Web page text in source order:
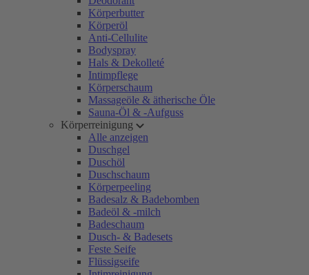
Körperbutter
Körperöl
Anti-Cellulite
Bodyspray
Hals & Dekolleté
Intimpflege
Körperschaum
Massageöle & ätherische Öle
Sauna-Öl & -Aufguss
Körperreinigung
Alle anzeigen
Duschgel
Duschöl
Duschschaum
Körperpeeling
Badesalz & Badebomben
Badeöl & -milch
Badeschaum
Dusch- & Badesets
Feste Seife
Flüssigseife